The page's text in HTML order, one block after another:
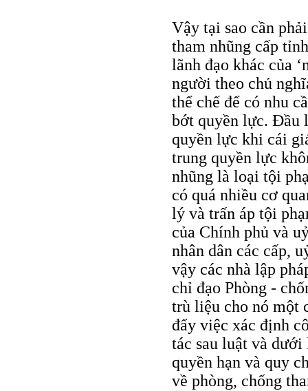
Vậy tại sao cần
tham nhũng cấp
lãnh đạo khác của
người theo chủ
thể chế để có nhu
bớt quyền lực. Đầu
quyền lực khi cái
trung quyền lực
nhũng là loại tội
có quá nhiều cơ
lý và trấn áp tội
của Chính phủ và
nhân dân các cấp,
vậy các nhà lập
chỉ đạo Phòng -
trù liệu cho nó một
đẩy việc xác định
tác sau luật và
quyền hạn và quy
về phòng, chống